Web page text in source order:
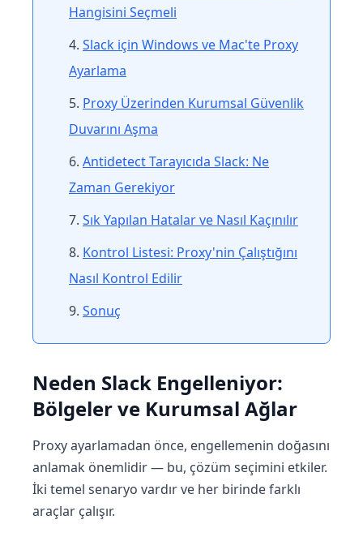
Hangisini Seçmeli
Slack için Windows ve Mac'te Proxy
Ayarlama
Proxy Üzerinden Kurumsal Güvenlik
Duvarını Aşma
Antidetect Tarayıcıda Slack: Ne
Zaman Gerekiyor
Sık Yapılan Hatalar ve Nasıl Kaçınılır
Kontrol Listesi: Proxy'nin Çalıştığını
Nasıl Kontrol Edilir
Sonuç
Neden Slack Engelleniyor:
Bölgeler ve Kurumsal Ağlar
Proxy ayarlamadan önce, engellemenin doğasını
anlamak önemlidir — bu, çözüm seçimini etkiler.
İki temel senaryo vardır ve her birinde farklı
araçlar çalışır.